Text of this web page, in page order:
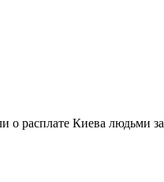
о расплате Киева людьми за